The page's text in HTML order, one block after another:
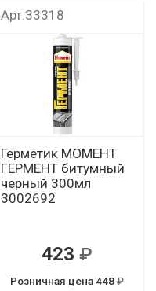
Арт.33318
Герметик МОМЕНТ
ГЕРМЕНТ битумный
черный 300мл
3002692
423
Розничная цена 448